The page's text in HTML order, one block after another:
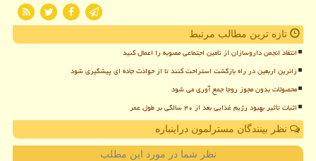
تازه ترین مطالب مرتبط
انتقاد انجمن داروسازان از تأمین اجتماعی مصوبه را اعمال کنید
زائرین اربعین در راه بازگشت استراحت کنند تا از حوادث جاده ای پیشگیری شود
محصولات بدون مجوز روجا جمع آوری می شود
اثبات تأثیر بهبود رژیم غذایی بعد از ۴۰ سالگی بر طول عمر
نظر بینندگان مسترلمون دراینباره
نظر شما در مورد این مطلب